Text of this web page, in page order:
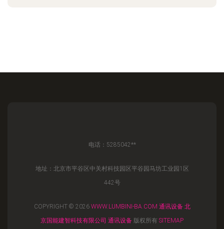
电话：5285042**
地址：北京市平谷区中关村科技园区平谷园马坊工业园1区
442号
COPYRIGHT © 2026 WWW.LUMBINI-BA.COM 通讯设备 北
京国能建智科技有限公司 通讯设备 版权所有 SITEMAP